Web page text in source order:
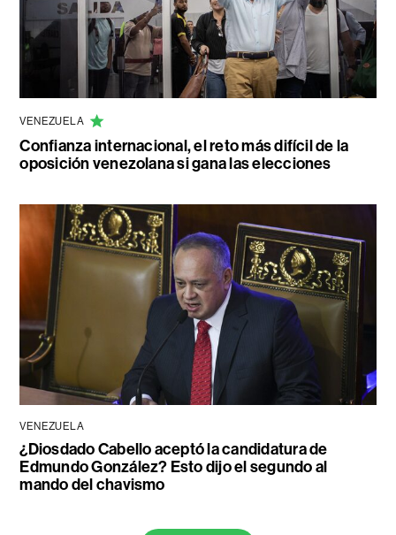
VENEZUELA
Confianza internacional, el reto más difícil de la
oposición venezolana si gana las elecciones
VENEZUELA
¿Diosdado Cabello aceptó la candidatura de
Edmundo González? Esto dijo el segundo al
mando del chavismo